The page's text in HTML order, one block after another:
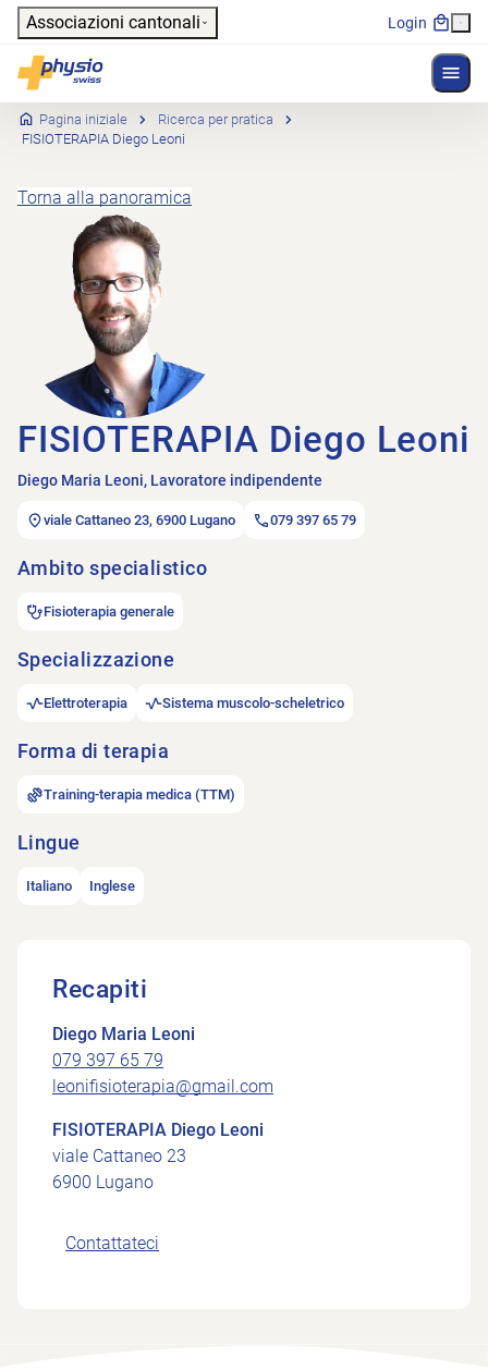
Header
Associazioni cantonali Login
Physioswiss
Navigazione principale
Pagina iniziale
Ricerca per pratica
FISIOTERAPIA Diego Leoni
Torna alla panoramica
FISIOTERAPIA Diego Leoni
Diego Maria Leoni, Lavoratore indipendente
viale Cattaneo 23, 6900 Lugano 079 397 65 79
Ambito specialistico
Fisioterapia generale
Specializzazione
Elettroterapia Sistema muscolo-scheletrico
Forma di terapia
Training-terapia medica (TTM)
Lingue
Italiano Inglese
Recapiti
Diego Maria Leoni
079 397 65 79
leonifisioterapia@gmail.com
FISIOTERAPIA Diego Leoni
viale Cattaneo 23
6900 Lugano
Contattateci